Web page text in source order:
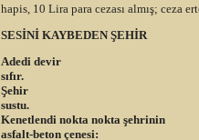
hapis, 10 Lira para cezası almış; ceza
SESİNİ KAYBEDEN ŞEHİR
Adedi devir
sıfır.
Şehir
sustu.
Kenetlendi nokta nokta şehrinin
asfalt-beton çenesi: